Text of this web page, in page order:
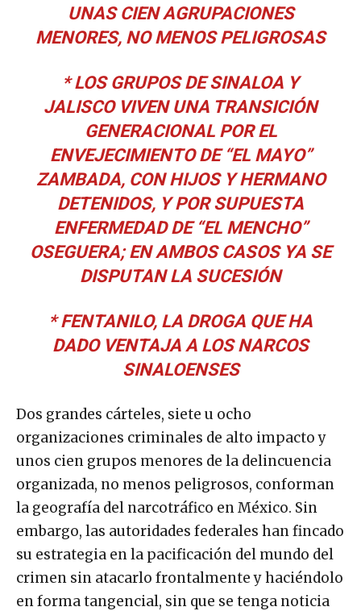
UNAS CIEN AGRUPACIONES
MENORES, NO MENOS PELIGROSAS
* LOS GRUPOS DE SINALOA Y
JALISCO VIVEN UNA TRANSICIÓN
GENERACIONAL POR EL
ENVEJECIMIENTO DE “EL MAYO”
ZAMBADA, CON HIJOS Y HERMANO
DETENIDOS, Y POR SUPUESTA
ENFERMEDAD DE “EL MENCHO”
OSEGUERA; EN AMBOS CASOS YA SE
DISPUTAN LA SUCESIÓN
* FENTANILO, LA DROGA QUE HA
DADO VENTAJA A LOS NARCOS
SINALOENSES
Dos grandes cárteles, siete u ocho
organizaciones criminales de alto impacto y
unos cien grupos menores de la delincuencia
organizada, no menos peligrosos, conforman
la geografía del narcotráfico en México. Sin
embargo, las autoridades federales han fincado
su estrategia en la pacificación del mundo del
crimen sin atacarlo frontalmente y haciéndolo
en forma tangencial, sin que se tenga noticia